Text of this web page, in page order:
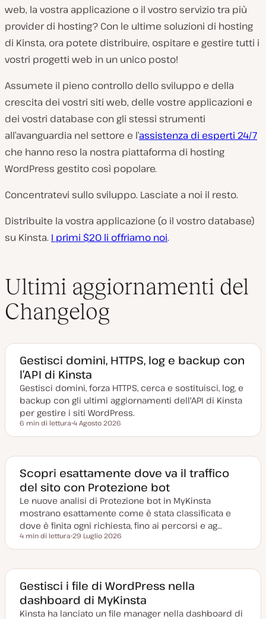
web, la vostra applicazione o il vostro servizio tra più
provider di hosting? Con le ultime soluzioni di hosting
di Kinsta, ora potete distribuire, ospitare e gestire tutti i
vostri progetti web in un unico posto!
Assumete il pieno controllo dello sviluppo e della
crescita dei vostri siti web, delle vostre applicazioni e
dei vostri database con gli stessi strumenti
all’avanguardia nel settore e l’assistenza di esperti 24/7
che hanno reso la nostra piattaforma di hosting
WordPress gestito così popolare.
Concentratevi sullo sviluppo. Lasciate a noi il resto.
Distribuite la vostra applicazione (o il vostro database)
su Kinsta. I primi $20 li offriamo noi.
Ultimi aggiornamenti del
Changelog
Gestisci domini, HTTPS, log e backup con
l’API di Kinsta
Gestisci domini, forza HTTPS, cerca e sostituisci, log, e
backup con gli ultimi aggiornamenti dell'API di Kinsta
per gestire i siti WordPress.
Tempo di lettura
6 min di lettura
a
g
i
o
r
a
a
4 Agosto 2026
Scopri esattamente dove va il traffico
del sito con Protezione bot
Le nuove analisi di Protezione bot in MyKinsta
mostrano esattamente come è stata classificata e
dove è finita ogni richiesta, fino ai percorsi e ag…
Tempo di lettura
4 min di lettura
a
g
g
i
o
r
29 Luglio 2026
Gestisci i file di WordPress nella
dashboard di MyKinsta
Kinsta ha lanciato un file manager nella dashboard di